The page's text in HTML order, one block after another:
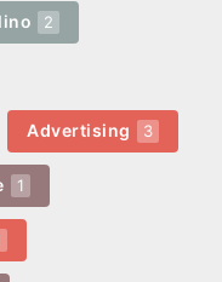
2
Advertising 3
1